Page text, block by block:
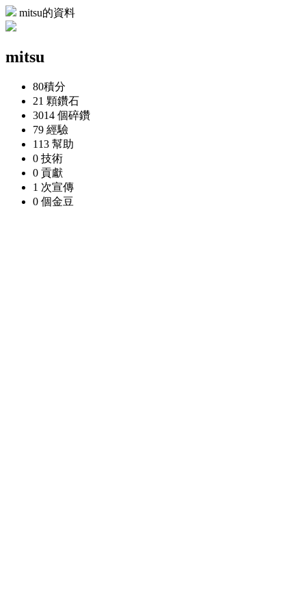
mitsu的資料
mitsu
80積分
21 顆鑽石
3014 個碎鑽
79 經驗
113 幫助
0 技術
0 貢獻
1 次宣傳
0 個金豆